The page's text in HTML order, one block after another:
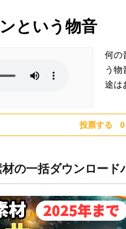
という物音
何の
う物
途は
投票する 0
の一括ダウンロード